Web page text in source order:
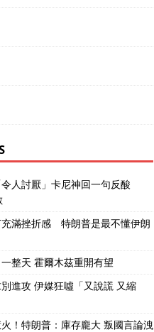
人討厭」卡尼神回一句反酸
滿挫折感 特朗普是最不懂伊朗
整天 霍爾木茲重開有望
進攻 伊媒狂噓「又說謊 又縮
！特朗普：庫存龐大 叛國言論洩